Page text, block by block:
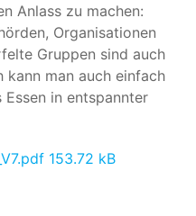
Anlass zu machen:
Organisationen
Gruppen sind auch
kann man auch einfach
in entspannter
153.72 kB